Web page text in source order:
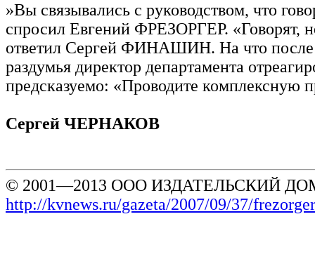
»Вы связывались с руководством, что
спросил Евгений ФРЕЗОРГЕР. «Говорят,
ответил Сергей ФИНАШИН. На что после
раздумья директор департамента
предсказуемо: «Проводите комплексную
Сергей ЧЕРНАКОВ
© 2001—2013 ООО ИЗДАТЕЛЬСКИЙ
http://kvnews.ru/gazeta/2007/09/37/